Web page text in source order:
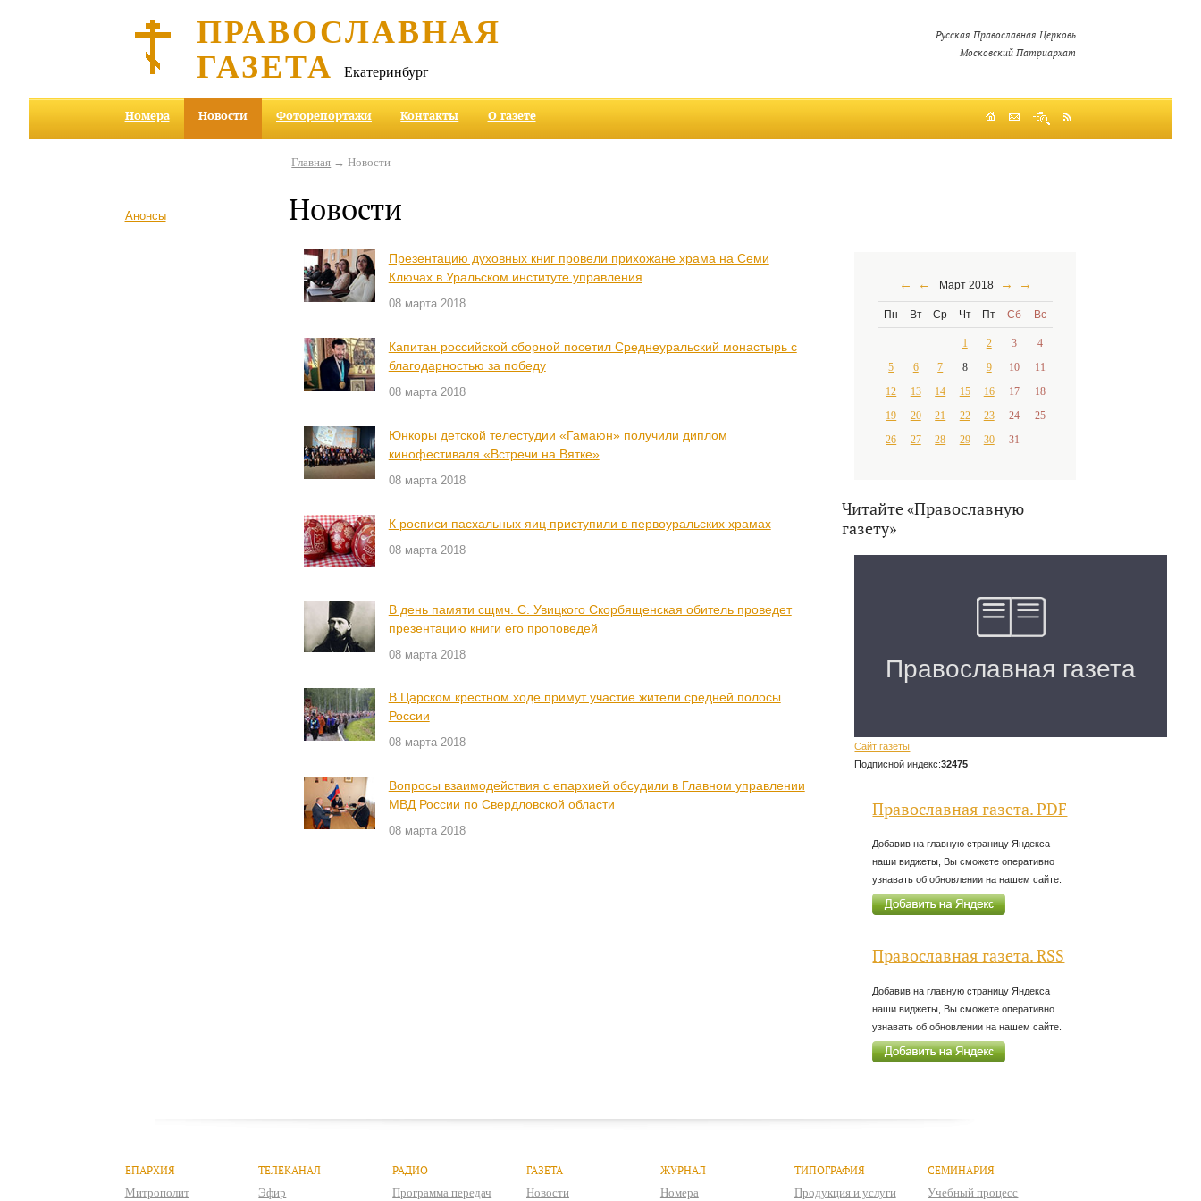
ПРАВОСЛАВНАЯ
ГАЗЕТА Екатеринбург
Русская Православная Церковь
Московский Патриархат
Номера Новости Фоторепортажи Контакты О газете
Анонсы
Главная → Новости
Новости
Презентацию духовных книг провели прихожане храма на Семи
Ключах в Уральском институте управления
08 марта 2018
Капитан российской сборной посетил Среднеуральский монастырь с
благодарностью за победу
08 марта 2018
Юнкоры детской телестудии «Гамаюн» получили диплом
кинофестиваля «Встречи на Вятке»
08 марта 2018
К росписи пасхальных яиц приступили в первоуральских храмах
08 марта 2018
В день памяти сщмч. С. Увицкого Скорбященская обитель проведет
презентацию книги его проповедей
08 марта 2018
В Царском крестном ходе примут участие жители средней полосы
России
08 марта 2018
Вопросы взаимодействия с епархией обсудили в Главном управлении
МВД России по Свердловской области
08 марта 2018
← ← Март 2018 → →
Пн Вт Ср Чт Пт Сб Вс
1 2 3
4
5
6 7 8 9 10
11
12
13 14 15 16 17
18
19
20 21 22 23 24
25
26
27 28 29 30 31
Читайте «Православную
газету»
Сайт газеты
Подписной индекс:32475
Православная газета. PDF
Добавив на главную страницу Яндекса
наши виджеты, Вы сможете оперативно
узнавать об обновлении на нашем сайте.
Православная газета. RSS
Добавив на главную страницу Яндекса
наши виджеты, Вы сможете оперативно
узнавать об обновлении на нашем сайте.
ЕПАРХИЯ
Митрополит
ТЕЛЕКАНАЛ
Эфир
РАДИО
Программа передач
ГАЗЕТА
Новости
ЖУРНАЛ
Номера
ТИПОГРАФИЯ
Продукция и услуги
СЕМИНАРИЯ
Учебный процесс